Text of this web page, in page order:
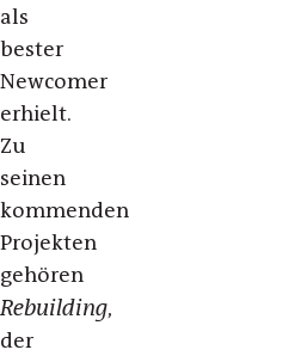
als
bester
Newcomer
erhielt.
Zu
seinen
kommenden
Projekten
gehören
Rebuilding,
der